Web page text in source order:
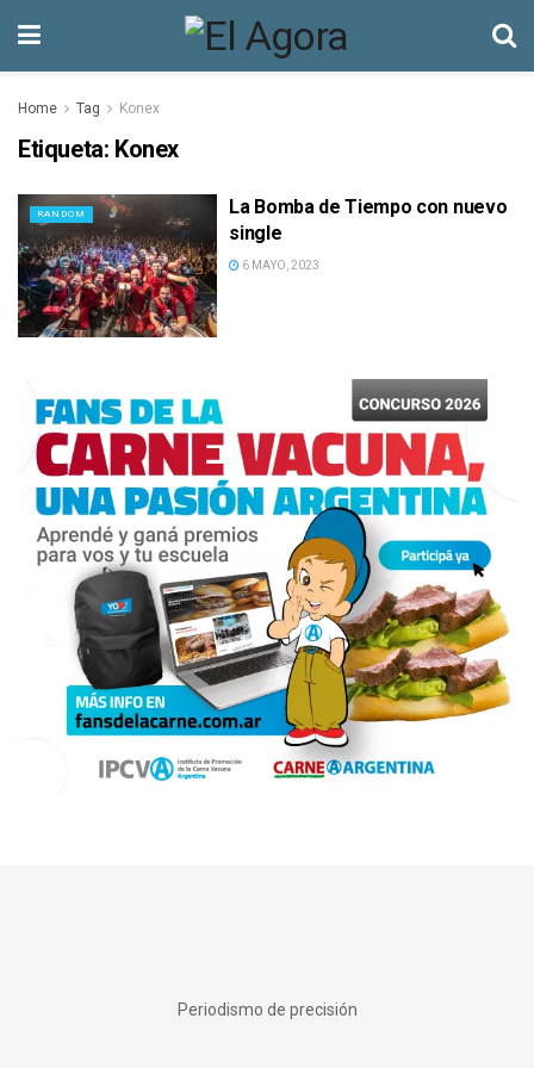
Home Tag Konex
Etiqueta: Konex
RANDOM
La Bomba de Tiempo con nuevo
single
6 MAYO, 2023
Periodismo de precisión